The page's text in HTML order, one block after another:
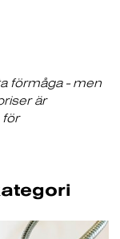
förmåga - men
är
för